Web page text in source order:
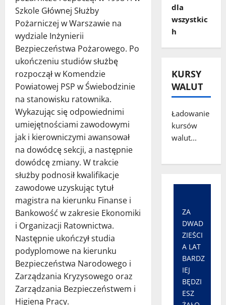
Szkole Głównej Służby
Pożarniczej w Warszawie na
wydziale Inżynierii
Bezpieczeństwa Pożarowego. Po
ukończeniu studiów służbę
rozpoczął w Komendzie
Powiatowej PSP w Świebodzinie
na stanowisku ratownika.
Wykazując się odpowiednimi
umiejętnościami zawodowymi
jak i kierowniczymi awansował
na dowódcę sekcji, a następnie
dowódcę zmiany. W trakcie
służby podnosił kwalifikacje
zawodowe uzyskując tytuł
magistra na kierunku Finanse i
Bankowość w zakresie Ekonomiki
i Organizacji Ratownictwa.
Następnie ukończył studia
podyplomowe na kierunku
Bezpieczeństwa Narodowego i
Zarządzania Kryzysowego oraz
Zarządzania Bezpieczeństwem i
Higieną Pracy.
dla
wszystkic
h
KURSY
WALUT
Ładowanie
kursów
walut...
ZA
DWAD
ZIEŚCI
A LAT
BARDZ
IEJ
BĘDZI
ESZ